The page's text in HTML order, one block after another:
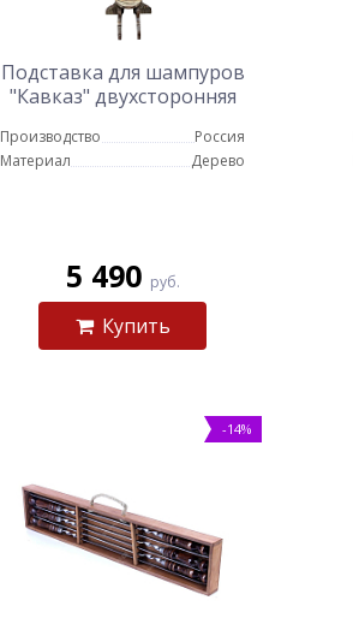
Подставка для шампуров
"Кавказ" двухсторонняя
Производство
Россия
Материал
Дерево
5 490 руб.
Купить
-14%